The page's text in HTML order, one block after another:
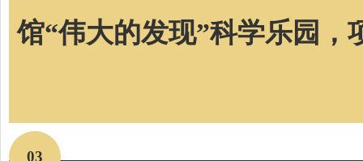
馆“伟大的发现”科学乐园，
03